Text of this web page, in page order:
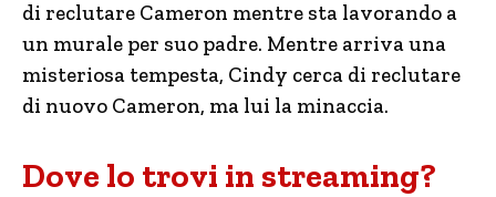
di reclutare Cameron mentre sta lavorando a
un murale per suo padre. Mentre arriva una
misteriosa tempesta, Cindy cerca di reclutare
di nuovo Cameron, ma lui la minaccia.
Dove lo trovi in streaming?